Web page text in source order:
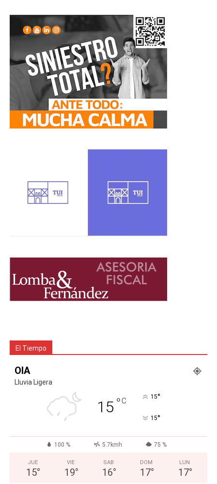
El Tiempo
OIA
Lluvia Ligera
15 °C 15°
15°
100 % 5.7kmh 75 %
JUE
15°
VIE
19°
SAB
16°
DOM
17°
LUN
17°